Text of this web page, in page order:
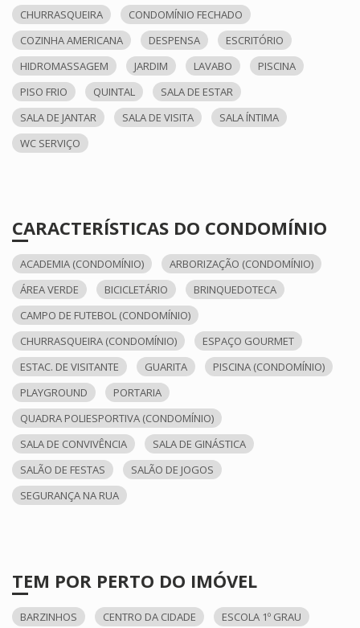
CHURRASQUEIRA
CONDOMÍNIO FECHADO
COZINHA AMERICANA
DESPENSA
ESCRITÓRIO
HIDROMASSAGEM
JARDIM LAVABO
PISCINA
PISO FRIO
QUINTAL
SALA DE ESTAR
SALA DE JANTAR
SALA DE VISITA
SALA ÍNTIMA
WC SERVIÇO
CARACTERÍSTICAS DO CONDOMÍNIO
ACADEMIA (CONDOMÍNIO)
ARBORIZAÇÃO (CONDOMÍNIO)
ÁREA VERDE
BICICLETÁRIO
BRINQUEDOTECA
CAMPO DE FUTEBOL (CONDOMÍNIO)
CHURRASQUEIRA (CONDOMÍNIO)
ESPAÇO GOURMET
ESTAC. DE VISITANTE
GUARITA
PISCINA (CONDOMÍNIO)
PLAYGROUND
PORTARIA
QUADRA POLIESPORTIVA (CONDOMÍNIO)
SALA DE CONVIVÊNCIA
SALA DE GINÁSTICA
SALÃO DE FESTAS
SALÃO DE JOGOS
SEGURANÇA NA RUA
TEM POR PERTO DO IMÓVEL
BARZINHOS CENTRO DA CIDADE
ESCOLA 1º GRAU